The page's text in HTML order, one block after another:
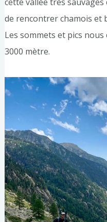
cette vallée très sauvages
de rencontrer chamois et
Les sommets et pics
3000 mètre.